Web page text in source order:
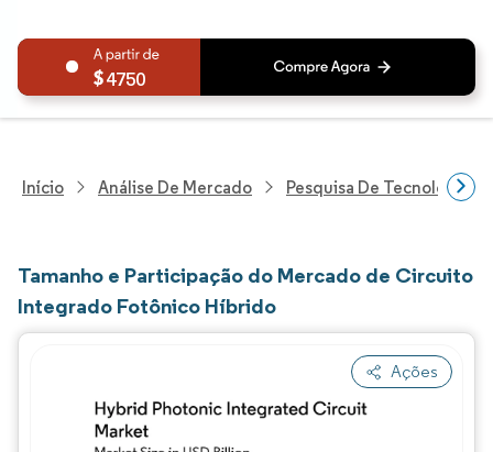
4750
Início Análise De Mercado Pesquisa De Tecnologia,
Tamanho e Participação do Mercado de Circuito
Integrado Fotônico Híbrido
Ações